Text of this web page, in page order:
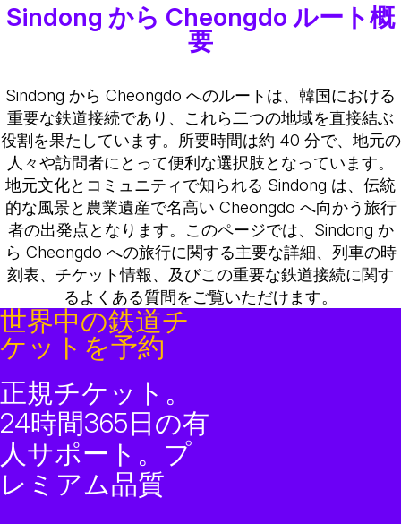
Sindong から Cheongdo ルート概
要
Sindong から Cheongdo へのルートは、韓国における
重要な鉄道接続であり、これら二つの地域を直接結ぶ
役割を果たしています。所要時間は約 40 分で、地元の
人々や訪問者にとって便利な選択肢となっています。
地元文化とコミュニティで知られる Sindong は、伝統
的な風景と農業遺産で名高い Cheongdo へ向かう旅行
者の出発点となります。このページでは、Sindong か
ら Cheongdo への旅行に関する主要な詳細、列車の時
刻表、チケット情報、及びこの重要な鉄道接続に関す
るよくある質問をご覧いただけます。
世界中の鉄道チ
ケットを予約
正規チケット。
24時間365日の有
人サポート。プ
レミアム品質